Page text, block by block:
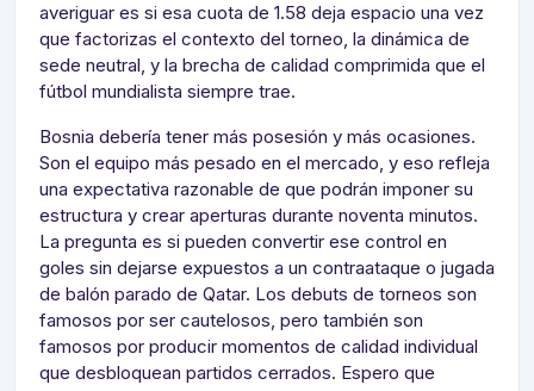
averiguar es si esa cuota de 1.58 deja espacio una vez
que factorizas el contexto del torneo, la dinámica de
sede neutral, y la brecha de calidad comprimida que el
fútbol mundialista siempre trae.
Bosnia debería tener más posesión y más ocasiones.
Son el equipo más pesado en el mercado, y eso refleja
una expectativa razonable de que podrán imponer su
estructura y crear aperturas durante noventa minutos.
La pregunta es si pueden convertir ese control en
goles sin dejarse expuestos a un contraataque o jugada
de balón parado de Qatar. Los debuts de torneos son
famosos por ser cautelosos, pero también son
famosos por producir momentos de calidad individual
que desbloquean partidos cerrados. Espero que